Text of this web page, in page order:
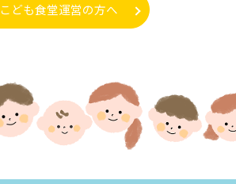
こども食堂運営の方へ